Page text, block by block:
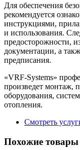
Для обеспечения
рекомендуется
инструкциями,
и использования.
предосторожности,
документации, а
предписания.
«VRF-Systems»
произведет монтаж,
оборудования,
отопления.
Смотреть
Похожие товары